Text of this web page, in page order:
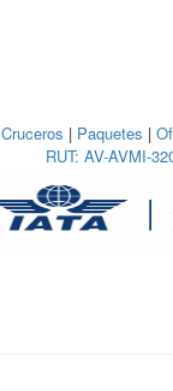
Cruceros | Paquetes |
RUT: AV-AVMI-